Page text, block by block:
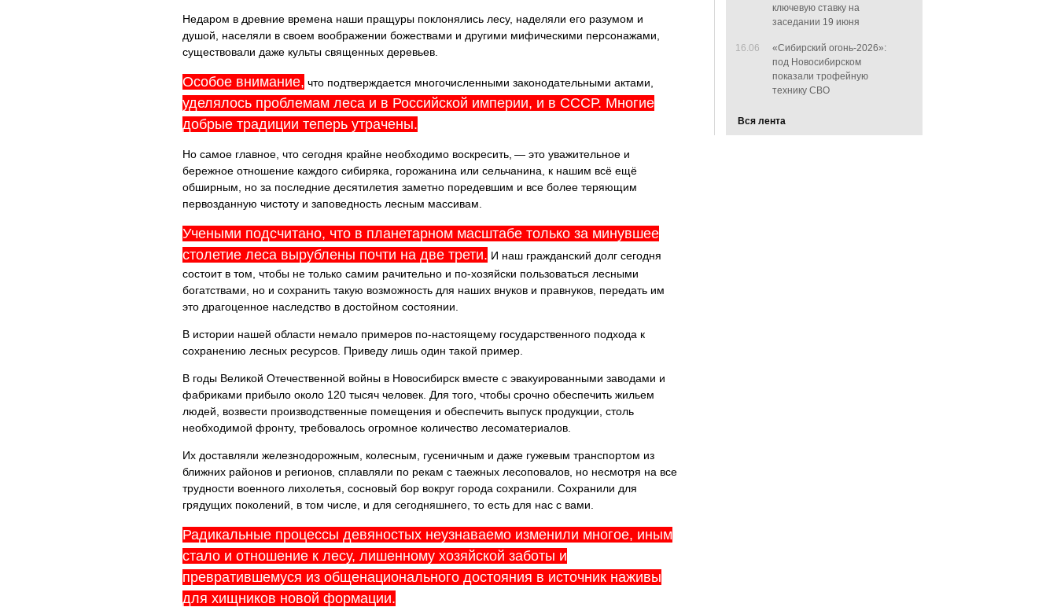
Недаром в древние времена наши пращуры поклонялись лесу, наделяли его разумом и
душой, населяли в своем воображении божествами и другими мифическими персонажами,
существовали даже культы священных деревьев.
Особое внимание, что подтверждается многочисленными законодательными актами,
уделялось проблемам леса и в Российской империи, и в СССР. Многие
добрые традиции теперь утрачены.
Но самое главное, что сегодня крайне необходимо воскресить, — это уважительное и
бережное отношение каждого сибиряка, горожанина или сельчанина, к нашим всё ещё
обширным, но за последние десятилетия заметно поредевшим и все более теряющим
первозданную чистоту и заповедность лесным массивам.
Учеными подсчитано, что в планетарном масштабе только за минувшее
столетие леса вырублены почти на две трети. И наш гражданский долг сегодня
состоит в том, чтобы не только самим рачительно и по-хозяйски пользоваться лесными
богатствами, но и сохранить такую возможность для наших внуков и правнуков, передать им
это драгоценное наследство в достойном состоянии.
В истории нашей области немало примеров по-настоящему государственного подхода к
сохранению лесных ресурсов. Приведу лишь один такой пример.
В годы Великой Отечественной войны в Новосибирск вместе с эвакуированными заводами и
фабриками прибыло около 120 тысяч человек. Для того, чтобы срочно обеспечить жильем
людей, возвести производственные помещения и обеспечить выпуск продукции, столь
необходимой фронту, требовалось огромное количество лесоматериалов.
Их доставляли железнодорожным, колесным, гусеничным и даже гужевым транспортом из
ближних районов и регионов, сплавляли по рекам с таежных лесоповалов, но несмотря на все
трудности военного лихолетья, сосновый бор вокруг города сохранили. Сохранили для
грядущих поколений, в том числе, и для сегодняшнего, то есть для нас с вами.
Радикальные процессы девяностых неузнаваемо изменили многое, иным
стало и отношение к лесу, лишенному хозяйской заботы и
превратившемуся из общенационального достояния в источник наживы
для хищников новой формации.
ключевую ставку на
заседании 19 июня
16.06
«Сибирский огонь-2026»:
под Новосибирском
показали трофейную
технику СВО
Вся лента